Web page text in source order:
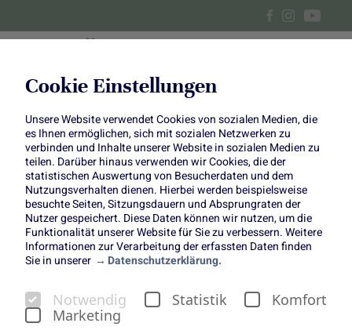
Cookie Einstellungen
Unsere Website verwendet Cookies von sozialen Medien, die
es Ihnen ermöglichen, sich mit sozialen Netzwerken zu
verbinden und Inhalte unserer Website in sozialen Medien zu
teilen. Darüber hinaus verwenden wir Cookies, die der
statistischen Auswertung von Besucherdaten und dem
Nutzungsverhalten dienen. Hierbei werden beispielsweise
besuchte Seiten, Sitzungsdauern und Absprungraten der
Nutzer gespeichert. Diese Daten können wir nutzen, um die
Funktionalität unserer Website für Sie zu verbessern. Weitere
Informationen zur Verarbeitung der erfassten Daten finden
Sie in unserer
Datenschutzerklärung.
Notwendig Statistik
Komfort
Marketing
Kürbis-Endivien-Salat mit
Quinoa und Apfeldressing
Copyright:Einfach Hausgemacht